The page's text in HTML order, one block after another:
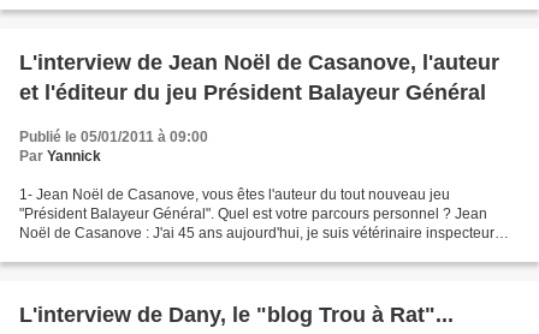
L'interview de Jean Noël de Casanove, l'auteur
et l'éditeur du jeu Président Balayeur Général
Publié le 05/01/2011 à 09:00
Par Yannick
1- Jean Noël de Casanove, vous êtes l'auteur du tout nouveau jeu
"Président Balayeur Général". Quel est votre parcours personnel ? Jean
Noël de Casanove : J'ai 45 ans aujourd'hui, je suis vétérinaire inspecteur
L'interview de Dany, le "blog Trou à Rat"...